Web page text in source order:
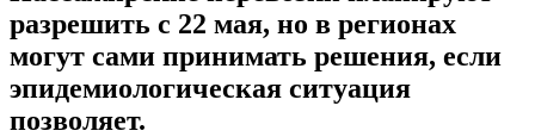
разрешить с 22 мая, но в регионах
могут сами принимать решения, если
эпидемиологическая ситуация
позволяет.